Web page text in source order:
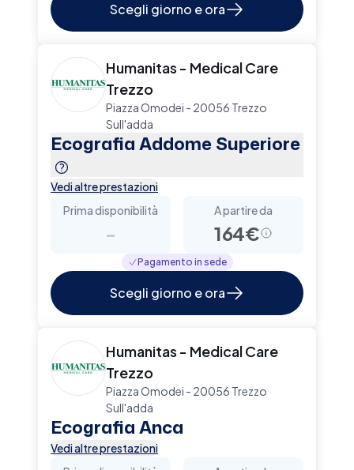
Scegli giorno e ora
Humanitas - Medical Care
Trezzo
Piazza Omodei - 20056 Trezzo
Sull'adda
Ecografia Addome Superiore
Vedi altre prestazioni
Prima disponibilità
-
A partire da
164€
Pagamento in sede
Scegli giorno e ora
Humanitas - Medical Care
Trezzo
Piazza Omodei - 20056 Trezzo
Sull'adda
Ecografia Anca
Vedi altre prestazioni